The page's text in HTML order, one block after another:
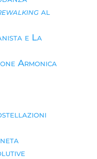
al
e La
Armonica